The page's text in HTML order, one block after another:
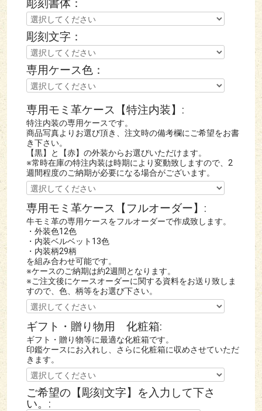
書体は【篆書体】【篆書体・太輪】【印相体】【古印体】
【行書体】の中からお選びいただけます。
実印では代々受け継ぐ【手彫り】と【文字】の技術が生き
る【篆書体】【印相体】が圧倒的な人気です。
弊店と致しましてもお勧めいたします。
写真の専用ケースをお付けいたします。
お色は黒、赤、からお選び下さい。
もちろんですが、5年保証、印鑑登録カードケース付きと
なります。
【ご注意事項】
※商品選択時に、【彫刻文字】を必ずご記入下さいませ。
※旧字等の指定につきましては、カートに入れた後に記入
欄がございます。
彫刻書体：
彫刻文字：
専用ケース色：
専用モミ革ケース【特注内装】:
特注内装の専用ケースです。
商品写真よりお選び頂き、注文時の備考欄にご希望をお書
き下さい。
【黒】と【赤】の外装からお選びいただけます。
※常時在庫の特注内装は時期により変動致しますので、2
週間程度のご納期が必要になる場合がございます。
専用モミ革ケース【フルオーダー】:
牛モミ革の専用ケースをフルオーダーで作成致します。
・外装色12色
・内装ベルベット13色
・内装柄29柄
を組み合わせ可能です。
※ケースのご納期は約2週間となります。
※ご注文後にケースオーダーに関する資料をお送り致しま
すので、色、柄等をお選び下さい。
ギフト・贈り物用 化粧箱:
ギフト・贈り物等に最適な化粧箱です。
印鑑ケースにお入れし、さらに化粧箱に収めさせていただ
きます。
ご希望の【彫刻文字】を入力して下さ
い。: